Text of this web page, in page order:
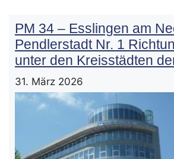
PM 34 – Esslingen am
Pendlerstadt Nr. 1
unter den Kreisstädten
31. März 2026